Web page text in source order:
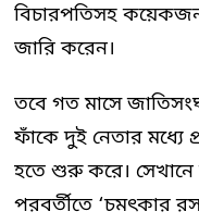
বিচারপতিসহ কয়েকজন
জারি করেন।
তবে গত মাসে
ফাঁকে দুই নেতার মধ্যে
হতে শুরু করে। সেখানে
পরবর্তীতে ‘চমৎকার